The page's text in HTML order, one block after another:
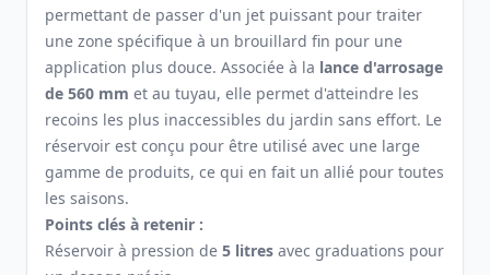
permettant de passer d'un jet puissant pour traiter
une zone spécifique à un brouillard fin pour une
application plus douce. Associée à la lance d'arrosage
de 560 mm et au tuyau, elle permet d'atteindre les
recoins les plus inaccessibles du jardin sans effort. Le
réservoir est conçu pour être utilisé avec une large
gamme de produits, ce qui en fait un allié pour toutes
les saisons.
Points clés à retenir :
Réservoir à pression de 5 litres avec graduations pour